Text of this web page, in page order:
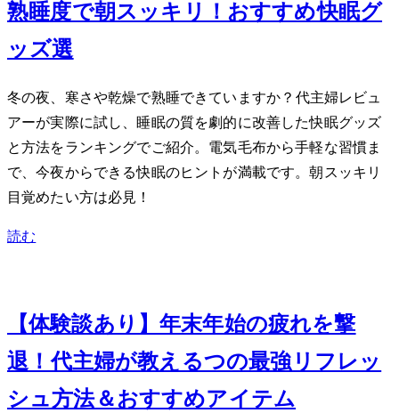
熟睡度UPで朝スッキリ！おすすめ快眠グ
ッズ3選
冬の夜、寒さや乾燥で熟睡できていますか？40代主婦レビュ
アーが実際に試し、睡眠の質を劇的に改善した快眠グッズ
と方法をランキングでご紹介。電気毛布から手軽な習慣ま
で、今夜からできる快眠のヒントが満載です。朝スッキリ
目覚めたい方は必見！
読む
【体験談あり】年末年始の疲れを撃
退！40代主婦が教える5つの最強リフレッ
シュ方法＆おすすめアイテム